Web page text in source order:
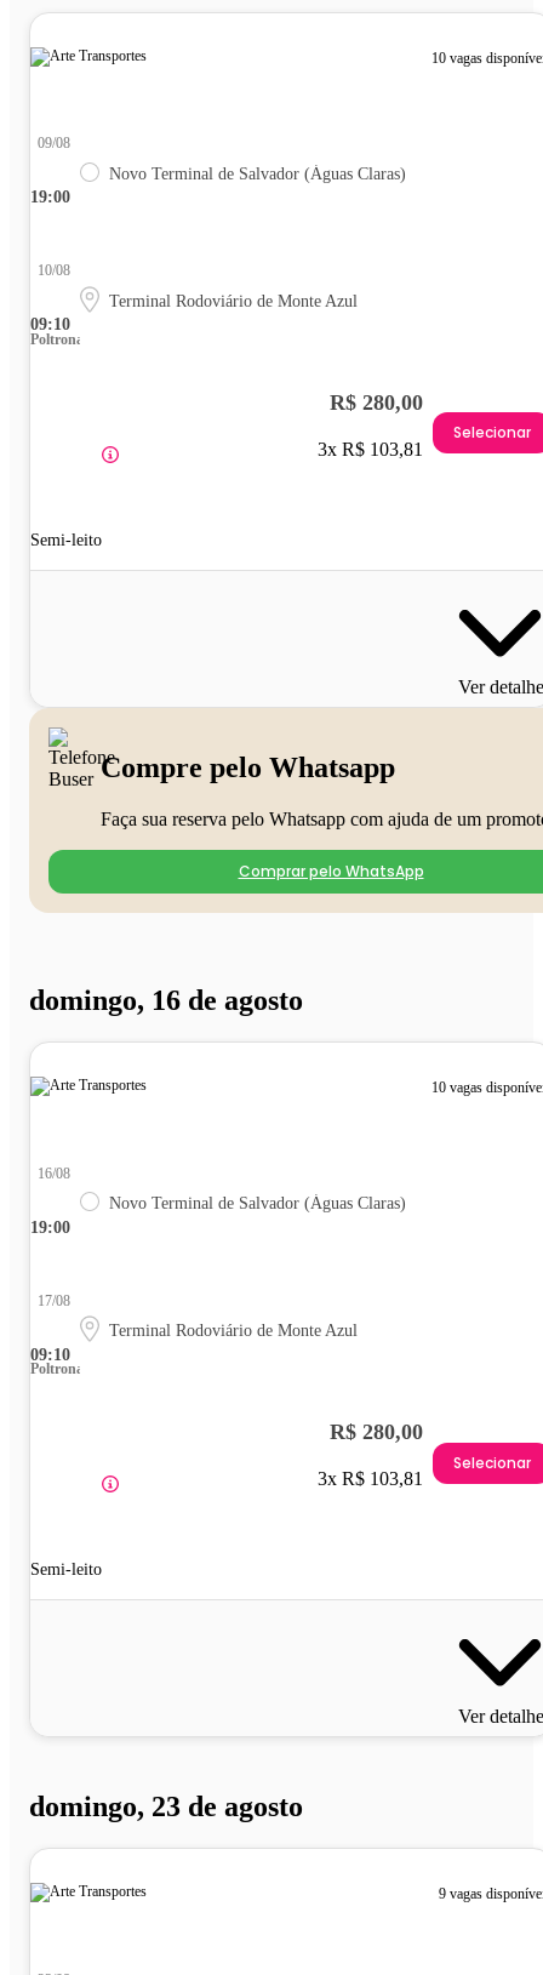
10 vagas
19:00
09/08
Novo Terminal de Salvador (Águas Claras)
09:10
10/08
Terminal Rodoviário de Monte Azul
Poltrona
Semi-leito
R$ 280,00
3x R$ 103,81
Selecionar
Ver
Compre pelo Whatsapp
Faça sua reserva pelo Whatsapp com ajuda de um
Comprar pelo WhatsApp
domingo, 16 de agosto
10 vagas
19:00
16/08
Novo Terminal de Salvador (Águas Claras)
09:10
17/08
Terminal Rodoviário de Monte Azul
Poltrona
Semi-leito
R$ 280,00
3x R$ 103,81
Selecionar
Ver
domingo, 23 de agosto
9 vagas